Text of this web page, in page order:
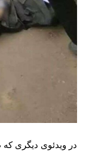
در ویدئوی دیگری که